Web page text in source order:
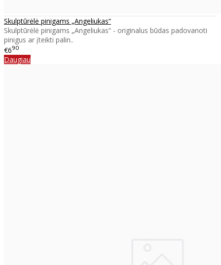
Skulptūrėlė pinigams „Angeliukas“
Skulptūrėlė pinigams „Angeliukas“ - originalus būdas padovanoti
pinigus ar įteikti palin..
€690
Daugiau